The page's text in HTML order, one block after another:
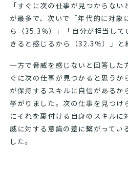
「すぐに次の仕事が見つからない
が最多で、次いで「年代的に対象
ら（35.3％）」「自分が担当して
きると感じるから（32.3％）」と
一方で脅威を感じないと回答した
ぐに次の仕事が見つかると思う
が保持するスキルに自信があるか
挙がりました。次の仕事を見つけ
にそれを裏付ける自身のスキルに
威に対する意識の差に繋がってい
した。